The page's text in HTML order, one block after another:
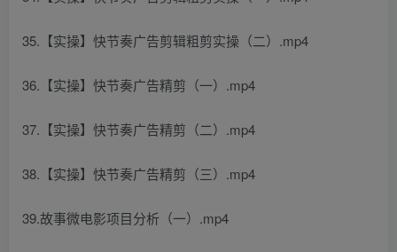
35.【实操】快节奏广告剪辑粗剪实操（二）.mp4
36.【实操】快节奏广告精剪（一）.mp4
37.【实操】快节奏广告精剪（二）.mp4
38.【实操】快节奏广告精剪（三）.mp4
39.故事微电影项目分析（一）.mp4